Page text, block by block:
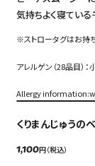
気持ちよく寝ている
※ストロータグはお持
アレルゲン（28品目）：
Allergy
くりまんじゅうの
1,100円（税込）